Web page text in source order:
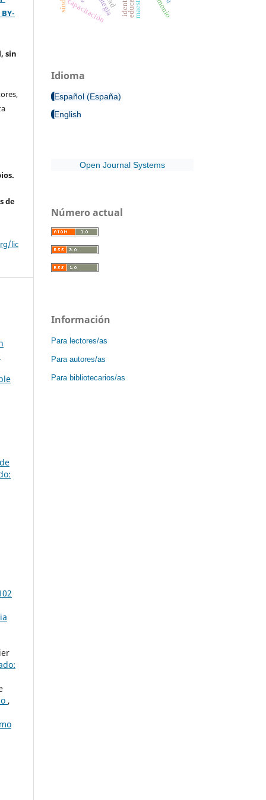
sin
de
lic
,
capacitación
Idioma
Español (España)
English
Open Journal Systems
Número actual
Información
Para lectores/as
Para autores/as
Para bibliotecarios/as